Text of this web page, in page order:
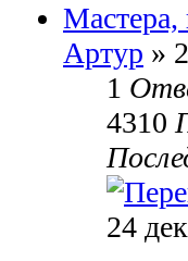
Артур »
1
4310
24